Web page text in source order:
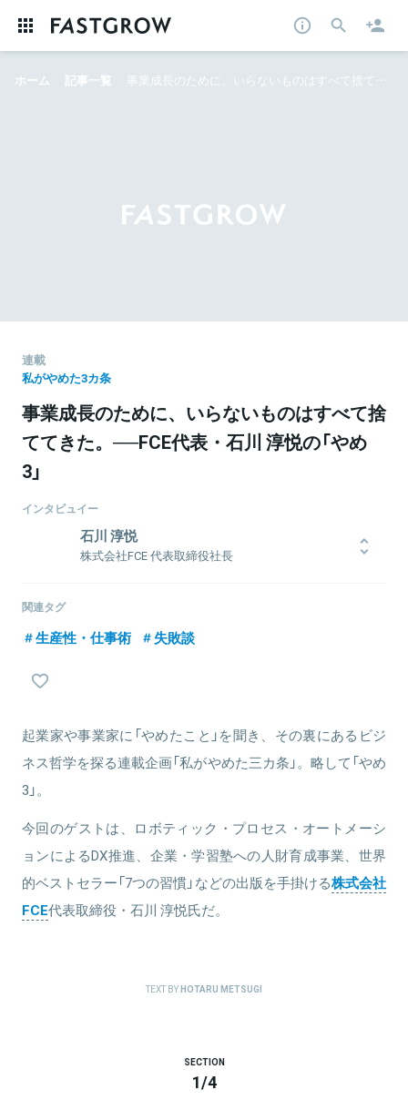
ホーム 記事一覧 事業成長のために、いらないものはすべて捨ててきた。──FCE代表・石川 淳悦の「やめ3」
連載
私がやめた3カ条
事業成長のために、いらないものはすべて捨
ててきた。──FCE代表・石川 淳悦の「やめ
3」
インタビュイー
石川 淳悦
株式会社FCE 代表取締役社長
茨城県内の建設会社に務めたのち、1997年に上京し,ベンチャー・リ
ゃぶしゃぶ温野菜チェーンといった事業の立ち上げや改善を担う。
の習慣®」子ども向けプログラムの独占ライセンス権獲得交渉にあた
り、2005年には常務執行役員兼人財開発本部長に就任。新卒のエン
FCEエデュケーション代表取締役会長に就任。2017年から現職。
関連タグ
生産性・仕事術 失敗談
起業家や事業家に「やめたこと」を聞き、その裏にあるビジ
ネス哲学を探る連載企画「私がやめた三カ条」。略して「やめ
3」。
今回のゲストは、ロボティック・プロセス・オートメーシ
ョンによるDX推進、企業・学習塾への人財育成事業、世界
的ベストセラー「7つの習慣」などの出版を手掛ける株式会社
FCE代表取締役・石川 淳悦氏だ。
TEXT BYHOTARU METSUGI
SECTION
1/4